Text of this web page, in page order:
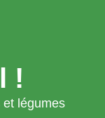
!
légumes